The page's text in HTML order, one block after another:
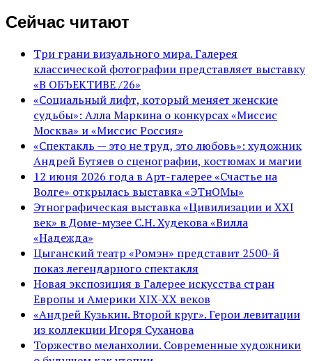
Сейчас читают
Три грани визуального мира. Галерея
классической фотографии представляет выставку
«В ОБЪЕКТИВЕ /26»
«Социальный лифт, который меняет женские
судьбы»: Алла Маркина о конкурсах «Миссис
Москва» и «Миссис Россия»
«Спектакль — это не труд, это любовь»: художник
Андрей Бутяев о сценографии, костюмах и магии
12 июня 2026 года в Арт-галерее «Счастье на
Волге» открылась выставка «ЭТнОМы»
Этнографическая выставка «Цивилизации и ХХI
век» в Доме-музее С.Н. Худекова «Вилла
«Надежда»
Цыганский театр «Ромэн» представит 2500-й
показ легендарного спектакля
Новая экспозиция в Галерее искусства стран
Европы и Америки XIX-XX веков
«Андрей Кузькин. Второй круг». Герои левитации
из коллекции Игоря Суханова
Торжество меланхолии. Современные художники